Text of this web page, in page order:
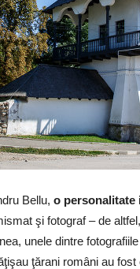
Bellu, o personalitate
şi fotograf – de
unele dintre
ţărani români au fost